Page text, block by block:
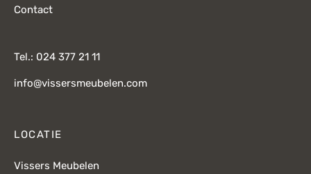
Contact
Tel.: 024 377 21 11
info@vissersmeubelen.com
LOCATIE
Vissers Meubelen